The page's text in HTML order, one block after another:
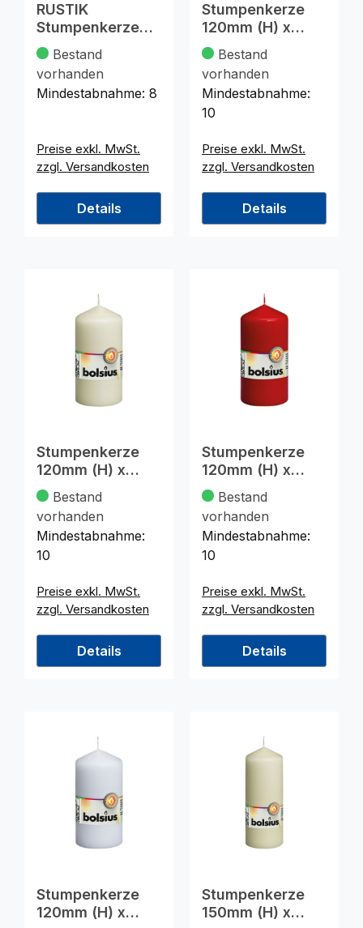
RUSTIK
Stumpenkerze
80x68 rot
Bestand
vorhanden
Mindestabnahme: 8
Preise exkl. MwSt.
zzgl. Versandkosten
Details
Stumpenkerze
120mm (H) x
58mm (DM),
bordeaux
Bestand
vorhanden
Mindestabnahme:
10
Preise exkl. MwSt.
zzgl. Versandkosten
Details
Stumpenkerze
120mm (H) x
58mm (DM),
champagne
Bestand
vorhanden
Mindestabnahme:
10
Preise exkl. MwSt.
zzgl. Versandkosten
Details
Stumpenkerze
120mm (H) x
58mm (DM), rot
Bestand
vorhanden
Mindestabnahme:
10
Preise exkl. MwSt.
zzgl. Versandkosten
Details
Stumpenkerze
120mm (H) x
Stumpenkerze
150mm (H) x